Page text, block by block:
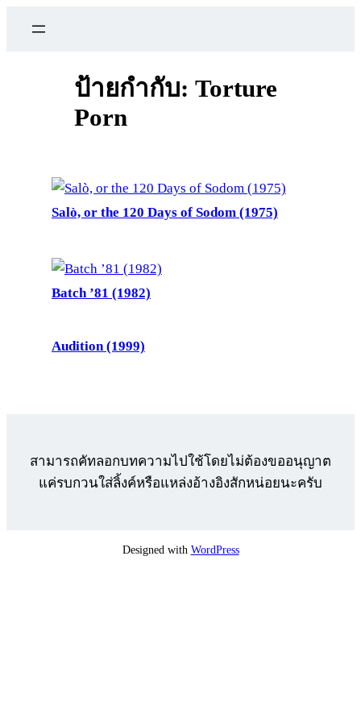
ป้ายกำกับ: Torture
Porn
Salò, or the 120 Days of Sodom (1975)
Batch ’81 (1982)
Audition (1999)
สามารถคัทลอกบทความไปใช้โดยไม่ต้องขออนุญาต
แค่รบกวนใส่ลิ้งค์หรือแหล่งอ้างอิงสักหน่อยนะครับ
Designed with WordPress